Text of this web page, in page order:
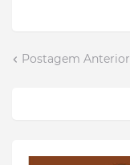
Postagem Anterior